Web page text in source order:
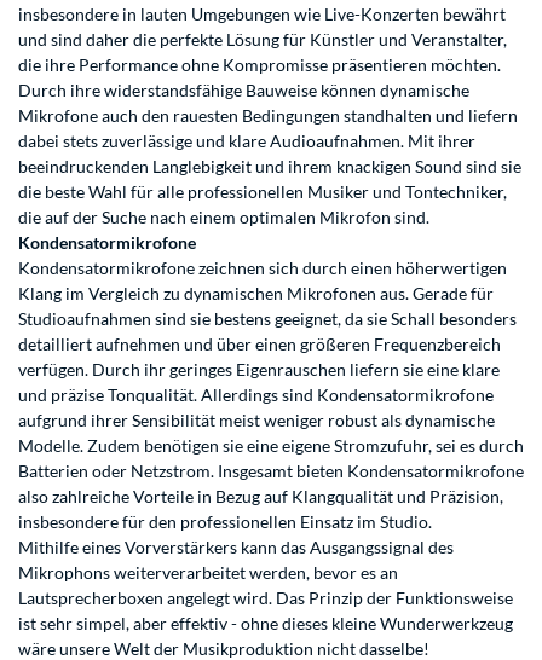
insbesondere in lauten Umgebungen wie Live-Konzerten bewährt
und sind daher die perfekte Lösung für Künstler und Veranstalter,
die ihre Performance ohne Kompromisse präsentieren möchten.
Durch ihre widerstandsfähige Bauweise können dynamische
Mikrofone auch den rauesten Bedingungen standhalten und liefern
dabei stets zuverlässige und klare Audioaufnahmen. Mit ihrer
beeindruckenden Langlebigkeit und ihrem knackigen Sound sind sie
die beste Wahl für alle professionellen Musiker und Tontechniker,
die auf der Suche nach einem optimalen Mikrofon sind.
Kondensatormikrofone
Kondensatormikrofone zeichnen sich durch einen höherwertigen
Klang im Vergleich zu dynamischen Mikrofonen aus. Gerade für
Studioaufnahmen sind sie bestens geeignet, da sie Schall besonders
detailliert aufnehmen und über einen größeren Frequenzbereich
verfügen. Durch ihr geringes Eigenrauschen liefern sie eine klare
und präzise Tonqualität. Allerdings sind Kondensatormikrofone
aufgrund ihrer Sensibilität meist weniger robust als dynamische
Modelle. Zudem benötigen sie eine eigene Stromzufuhr, sei es durch
Batterien oder Netzstrom. Insgesamt bieten Kondensatormikrofone
also zahlreiche Vorteile in Bezug auf Klangqualität und Präzision,
insbesondere für den professionellen Einsatz im Studio.
Mithilfe eines Vorverstärkers kann das Ausgangssignal des
Mikrophons weiterverarbeitet werden, bevor es an
Lautsprecherboxen angelegt wird. Das Prinzip der Funktionsweise
ist sehr simpel, aber effektiv - ohne dieses kleine Wunderwerkzeug
wäre unsere Welt der Musikproduktion nicht dasselbe!